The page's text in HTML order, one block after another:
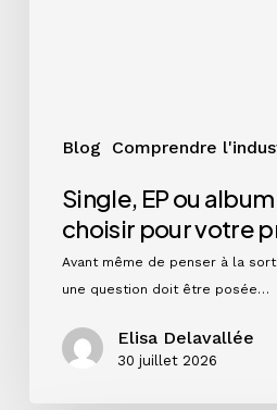
Blog Comprendre
Single, EP ou
choisir pour votre
Avant même de penser à la
une question doit être posée…
Elisa Delavallée
30 juillet 2026